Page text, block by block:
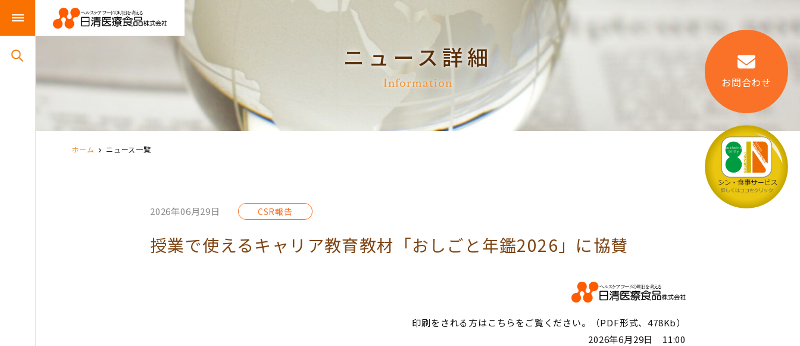
ニュース詳細
Information
ホーム ニュース一覧
2026年06月29日 CSR報告
授業で使えるキャリア教育教材「おしごと年鑑2026」に協賛
印刷をされる方はこちらをご覧ください。（PDF形式、478Kb）
2026年6月29日 11:00
お問合わせ